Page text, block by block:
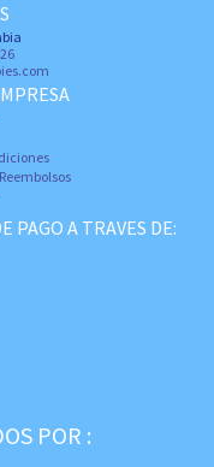
PAGO A TRAVES DE:
POR :